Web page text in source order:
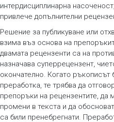
интердисциплинарна
привлече допълнителни
Решение за публикуване или
взима въз основа на
двамата рецензенти са на
назначава суперрецензент,
окончателно. Когато ръкописът
преработка, те трябва да
препоръки на рецензентите, да
промени в текста и да
са били пренебрегнати.